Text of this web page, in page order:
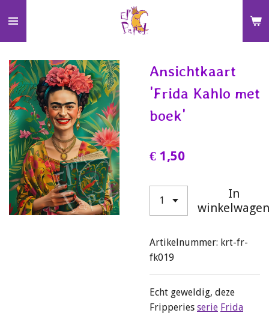
direct
naar
de
hoofdinhoud
Ansichtkaart
'Frida Kahlo met
boek'
€ 1,50
In
winkelwagen
Artikelnummer: krt-fr-
fk019
Echt geweldig, deze
Fripperies serie Frida